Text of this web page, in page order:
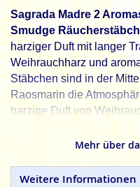
Sagrada Madre 2
Smudge
harziger Duft mit langer
Weihrauchharz und
Stäbchen sind in der
Raosmarin die
harzige Duft von
Entdecke deine innere
Herausforderungen.
Mehr über
Weitere Informationen